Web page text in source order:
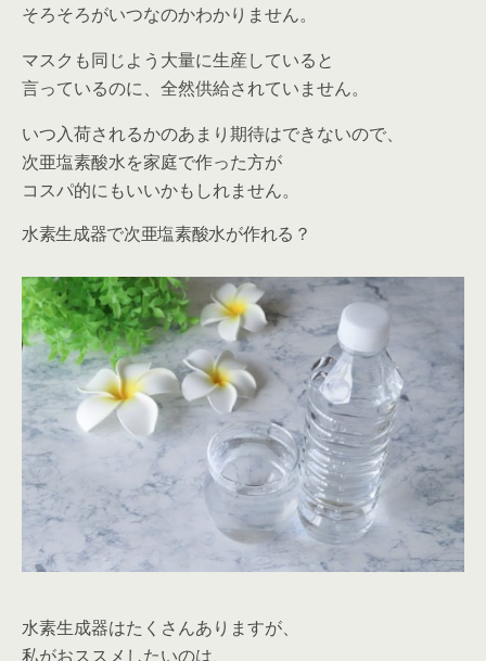
そろそろがいつなのかわかりません。
マスクも同じよう大量に生産していると
言っているのに、全然供給されていません。
いつ入荷されるかのあまり期待はできないので、
次亜塩素酸水を家庭で作った方が
コスパ的にもいいかもしれません。
水素生成器で次亜塩素酸水が作れる？
水素生成器はたくさんありますが、
私がおススメしたいのは、